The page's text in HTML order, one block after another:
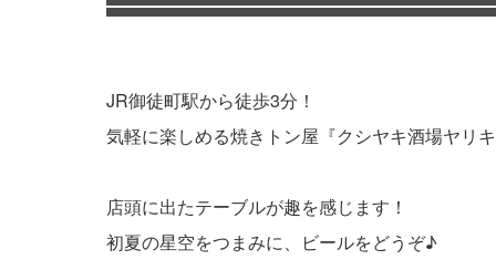
JR御徒町駅から徒歩3分！
気軽に楽しめる焼きトン屋『クシヤキ酒場ヤリ
店頭に出たテーブルが趣を感じます！
初夏の星空をつまみに、ビールをどうぞ♪